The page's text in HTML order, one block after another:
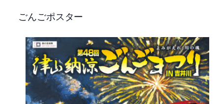
ごんごポスター